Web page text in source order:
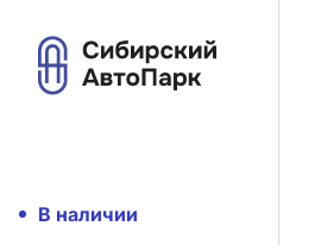
В наличии